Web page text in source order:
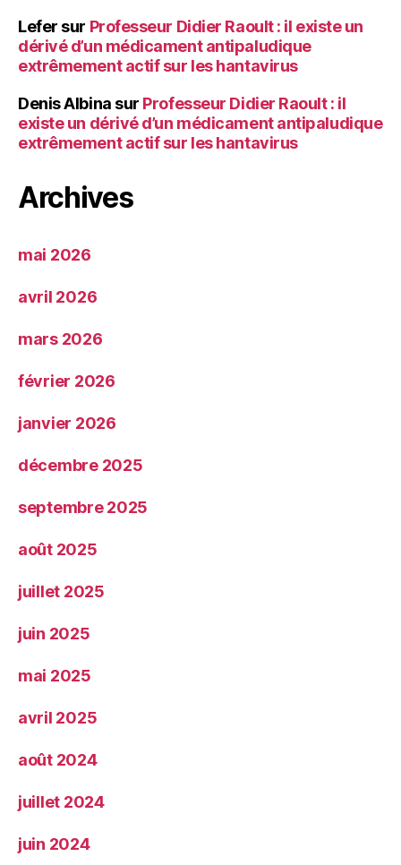
Lefer sur Professeur Didier Raoult : il existe un
dérivé d’un médicament antipaludique
extrêmement actif sur les hantavirus
Denis Albina sur Professeur Didier Raoult : il
existe un dérivé d’un médicament antipaludique
extrêmement actif sur les hantavirus
Archives
mai 2026
avril 2026
mars 2026
février 2026
janvier 2026
décembre 2025
septembre 2025
août 2025
juillet 2025
juin 2025
mai 2025
avril 2025
août 2024
juillet 2024
juin 2024